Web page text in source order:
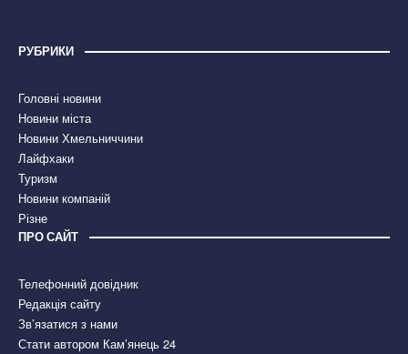
РУБРИКИ
Головні новини
Новини міста
Новини Хмельниччини
Лайфхаки
Туризм
Новини компаній
Різне
ПРО САЙТ
Телефонний довідник
Редакція сайту
Зв’язатися з нами
Стати автором Кам’янець 24